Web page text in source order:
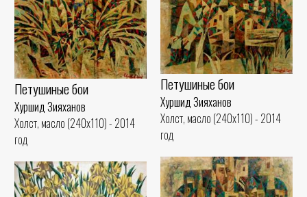
Петушиные бои
Хуршид Зияханов
Холст, масло (240x110) - 2014
год
Петушиные бои
Хуршид Зияханов
Холст, масло (240x110) - 2014
год